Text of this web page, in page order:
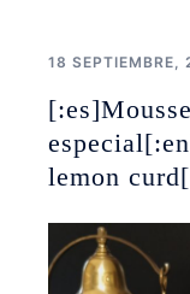
18 SEPTIEMBRE,
lemon